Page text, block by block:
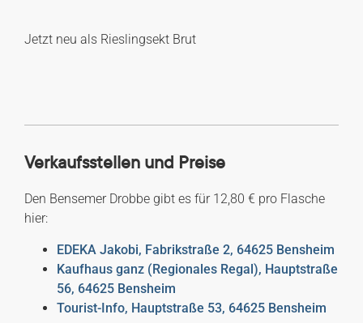
Jetzt neu als Rieslingsekt Brut
Verkaufsstellen und Preise
Den Bensemer Drobbe gibt es für 12,80 € pro Flasche
hier:
EDEKA Jakobi, Fabrikstraße 2, 64625 Bensheim
Kaufhaus ganz (Regionales Regal), Hauptstraße
56, 64625 Bensheim
Tourist-Info, Hauptstraße 53, 64625 Bensheim